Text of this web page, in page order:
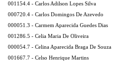
001154.4 - Carlos Adilson Lopes Silva
000720.4 - Carlos Domingos De Azevedo
000051.3 - Carmem Aparecida Guedes Dias
001286.5 - Celia Maria De Oliveira
000054.7 - Celina Aparecida Braga De Souza
001667.7 - Celso Henrique Martins